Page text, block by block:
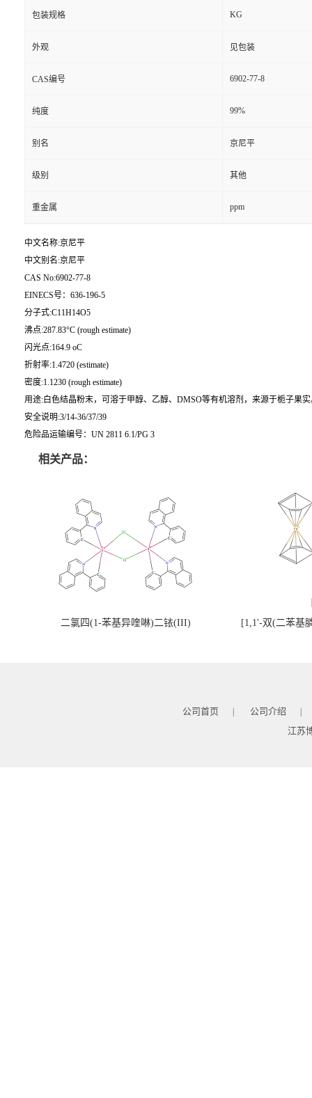
包装规格 KG
外观 见包装
CAS编号 6902-77-8
纯度 99%
别名 京尼平
级别 其他
重金属 ppm
中文名称:京尼平
中文别名:京尼平
CAS No:6902-77-8
EINECS号：636-196-5
分子式:C11H14O5
沸点:287.83°C (rough estimate)
闪光点:164.9 oC
折射率:1.4720 (estimate)
密度:1.1230 (rough estimate)
用途:白色结晶粉末，可溶于甲醇、乙醇、DMSO等有机溶剂，来源于栀子果
安全说明:3/14-36/37/39
危险品运输编号：UN 2811 6.1/PG 3
相关产品：
二氯四(1-苯基异喹啉)二铱(III) [1,1'-双(二苯基
公司首页 | 公司介绍 |
江苏